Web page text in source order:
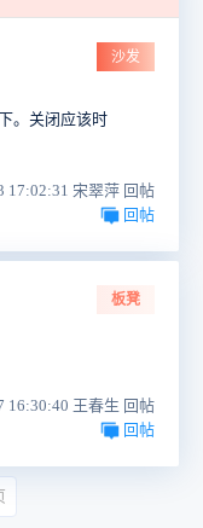
沙发
。关闭应该时
17:02:31 宋翠萍 回帖
回帖
板凳
16:30:40 王春生 回帖
回帖